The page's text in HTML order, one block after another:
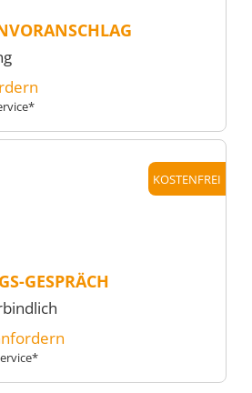
KOSTENFREI
GESPRÄCH